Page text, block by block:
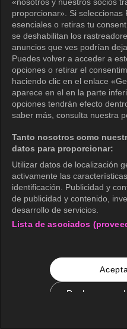
proporcionar». Si seleccionas
esenciales o retiras tu
se deshabilitan los
anuncios que ves podrían
Puedes volver a acceder a
opciones o retirar el
haciendo clic en el enlace
aparece en el en la parte
opciones tendrán efecto
saber más, consulta nuestra
Tanto nosotros como
datos para proporcionar:
Utilizar datos de localización
activamente las
identificación. Publicidad y
de publicidad y contenido,
desarrollo de servicios.
Lista de asociados
Rechazar